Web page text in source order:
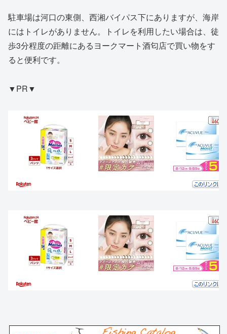
駐車場は河口の東側、西湘バイパス下にありますが、海岸
にはトイレがありません。トイレを利用したい場合は、徒
歩3分程度の距離にあるヨークマート酒匂店で買い物をす
ると便利です。
▼PR▼